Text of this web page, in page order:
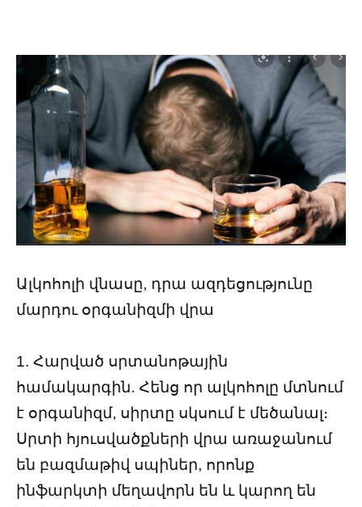
Ալկոհոլի վնասը, դրա ազդեցությունը
մարդու օրգանիզմի վրա
1. Հարված սրտանոթային
համակարգին. Հենց որ ալկոհոլը մտնում
է օրգանիզմ, սիրտը սկսում է մեծանալ։
Սրտի հյուսվածքների վրա առաջանում
են բազմաթիվ սպիներ, որոնք
ինֆարկտի մեղավորն են և կարող են